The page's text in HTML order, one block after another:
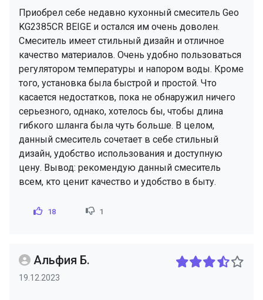
Приобрел себе недавно кухонный смеситель Geo
KG2385CR BEIGE и остался им очень доволен.
Смеситель имеет стильный дизайн и отличное
качество материалов. Очень удобно пользоваться
регулятором температуры и напором воды. Кроме
того, установка была быстрой и простой. Что
касается недостатков, пока не обнаружил ничего
серьезного, однако, хотелось бы, чтобы длина
гибкого шланга была чуть больше. В целом,
данный смеситель сочетает в себе стильный
дизайн, удобство использования и доступную
цену. Вывод: рекомендую данный смеситель
всем, кто ценит качество и удобство в быту.
18 1
Альфия Б.
19.12.2023